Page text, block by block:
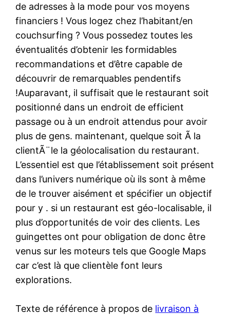
de adresses à la mode pour vos moyens
financiers ! Vous logez chez l’habitant/en
couchsurfing ? Vous possedez toutes les
éventualités d’obtenir les formidables
recommandations et d’être capable de
découvrir de remarquables pendentifs
!Auparavant, il suffisait que le restaurant soit
positionné dans un endroit de efficient
passage ou à un endroit attendus pour avoir
plus de gens. maintenant, quelque soit Ã la
clientÃ¨le la géolocalisation du restaurant.
L’essentiel est que l’établissement soit présent
dans l’univers numérique où ils sont à même
de le trouver aisément et spécifier un objectif
pour y . si un restaurant est géo-localisable, il
plus d’opportunités de voir des clients. Les
guingettes ont pour obligation de donc être
venus sur les moteurs tels que Google Maps
car c’est là que clientèle font leurs
explorations.
Texte de référence à propos de livraison à